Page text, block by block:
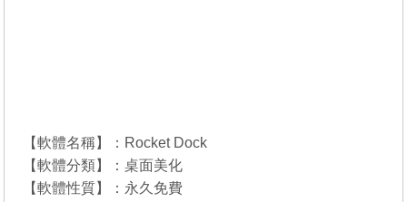
【軟體名稱】：Rocket Dock
【軟體分類】：桌面美化
【軟體性質】：永久免費